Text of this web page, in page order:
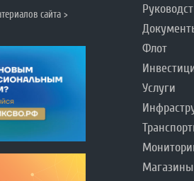
сайта >
Флот
Услуги
Магазины